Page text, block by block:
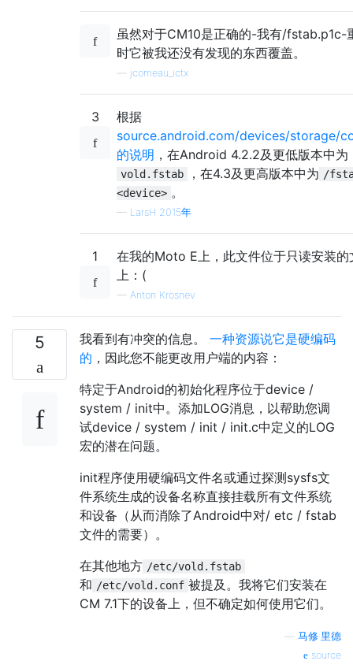
虽然对于CM10是正确的-我有/fstab.p1c-
时它被我还没有发现的东西覆盖。
jcomeau_ictx
3
根据
source.android.com/devices/storage/
的说明 ，在Android 4.2.2及更低版本中为
vold.fstab ，在4.3及更高版本中为 /
<device> 。
— LarsH 2015年
1
在我的Moto E上，此文件位于只读安装的
上：(
— Anton Krosnev
5 我看到有冲突的信息。 一种资源说它是硬编码
的 ，因此您不能更改用户端的内容：
特定于Android的初始化程序位于device /
system / init中。添加LOG消息，以帮助您调
试device / system / init / init.c中定义的LOG
宏的潜在问题。
init程序使用硬编码文件名或通过探测sysfs文
件系统生成的设备名称直接挂载所有文件系统
和设备（从而消除了Android中对/ etc / fstab
文件的需要）。
在其他地方 /etc/vold.fstab
和 /etc/vold.conf 被提及。我将它们安装在
CM 7.1下的设备上，但不确定如何使用它们。
马修·里德
source